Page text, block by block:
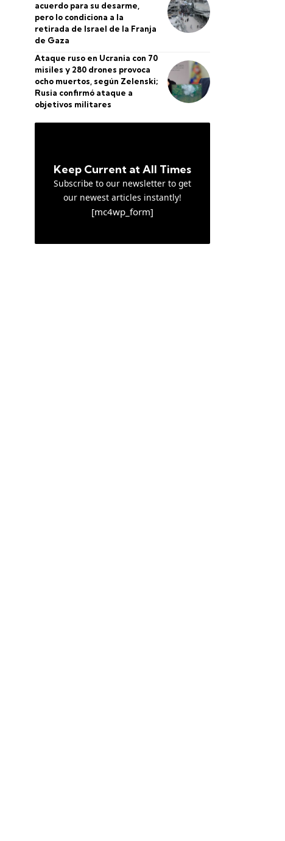
acuerdo para su desarme,
pero lo condiciona a la
retirada de Israel de la Franja
de Gaza
Ataque ruso en Ucrania con 70
misiles y 280 drones provoca
ocho muertos, según Zelenski;
Rusia confirmó ataque a
objetivos militares
Keep Current at All Times
Subscribe to our newsletter to get
our newest articles instantly!
[mc4wp_form]